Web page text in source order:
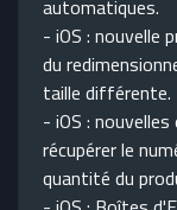
automatiques.
- iOS : nouvelle
du
taille différente.
- iOS :
récupérer le
quantité du